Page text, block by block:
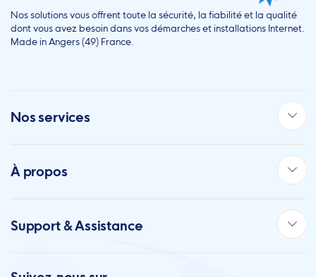
Nos solutions vous offrent toute la sécurité, la fiabilité et la qualité
dont vous avez besoin dans vos démarches et installations Internet.
Made in Angers (49) France.
Nos services
À propos
Support & Assistance